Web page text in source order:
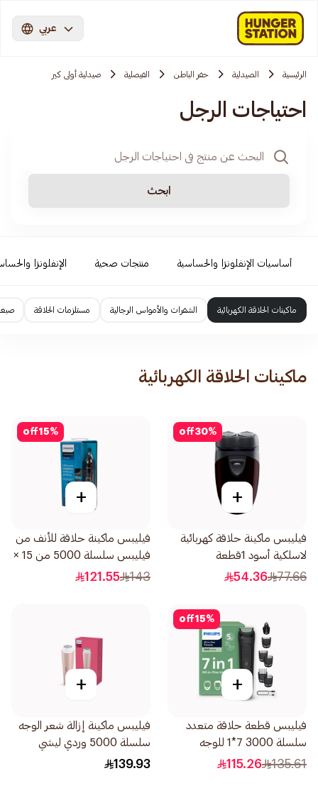
عربي
الرئيسية الصيدلية حفر الباطن الفيصلية صيدلية أولى كير
احتياجات الرجل
ابحث
أساسيات الإنفلونزا والحساسية منتجات صحية الإنفلونزا
ماكينات الحلاقة الكهربائية الشفرات والأمواس الرجالية مستلزمات الحلاقة
ماكينات الحلاقة الكهربائية
30%
off
+
فيليبس ماكينة حلاقة كهربائية
لاسلكية أسود 1قطعة
77.66
54.36
15%
off
+
فيليبس ماكينة حلاقة للأنف من
فيليبس سلسلة 5000 من 15 ×
3 × 3 سم NT5650/16 0.2كيلو
143
121.55
15%
off
+
فيليبس قطعة حلاقة متعدد
سلسلة 3000 7*1 للوجه
والشعر 1قطعة
135.61
115.26
+
فيليبس ماكينة إزالة شعر الوجه
سلسلة 5000 وردي ليشي
BRR454 00 1علبة
139.93